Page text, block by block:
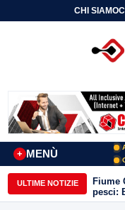
CHI SIAMO
MENÙ
+
ULTIME NOTIZIE
Fiume
pesci: